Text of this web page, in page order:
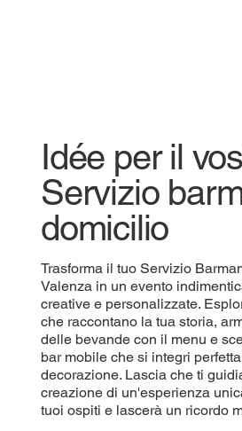
Idée per il
Servizio
domicilio
Trasforma il tuo Servizio
Valenza in un evento
creative e personalizzate.
che raccontano la tua storia,
delle bevande con il menu e
bar mobile che si integri
decorazione. Lascia che ti
creazione di un'esperienza
tuoi ospiti e lascerà un ricordo